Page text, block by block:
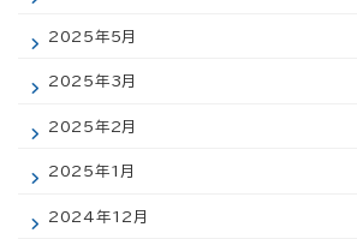
2025年5月
2025年3月
2025年2月
2025年1月
2024年12月